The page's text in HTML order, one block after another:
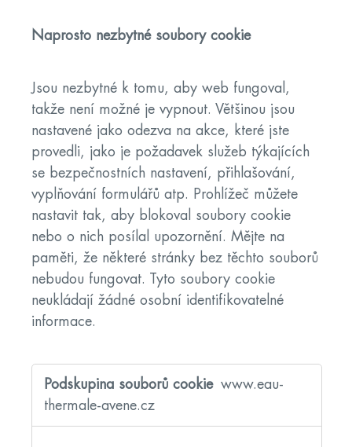
Naprosto nezbytné soubory cookie
Jsou nezbytné k tomu, aby web fungoval,
takže není možné je vypnout. Většinou jsou
nastavené jako odezva na akce, které jste
provedli, jako je požadavek služeb týkajících
se bezpečnostních nastavení, přihlašování,
vyplňování formulářů atp. Prohlížeč můžete
nastavit tak, aby blokoval soubory cookie
nebo o nich posílal upozornění. Mějte na
paměti, že některé stránky bez těchto souborů
nebudou fungovat. Tyto soubory cookie
neukládají žádné osobní identifikovatelné
informace.
Naprosto
nezbytné
soubory
cookie
www.eau-
thermale-avene.cz